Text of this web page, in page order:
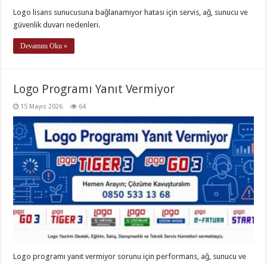
Logo lisans sunucusuna bağlanamıyor hatası için servis, ağ, sunucu ve
güvenlik duvarı nedenleri.
Devamını Oku »
Logo Programı Yanıt Vermiyor
15 Mayıs 2026 64
Logo programı yanıt vermiyor sorunu için performans, ağ, sunucu ve